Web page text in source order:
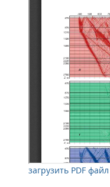
загрузить PDF файл